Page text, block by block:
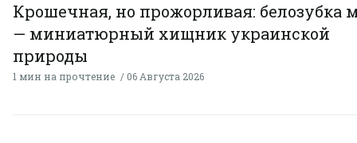
Крошечная, но прожорливая: белозубка
— миниатюрный хищник украинской
природы
1 мин на прочтение 06 Августа 2026